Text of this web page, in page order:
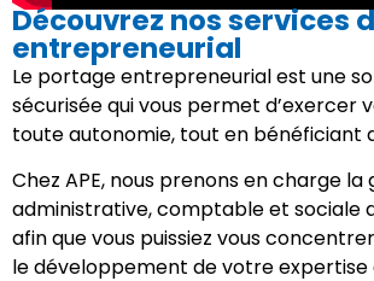
Découvrez nos services
entrepreneurial
Le portage entrepreneurial est une
sécurisée qui vous permet d’exercer
toute autonomie, tout en bénéficiant
Chez APE, nous prenons en charge la
administrative, comptable et sociale
afin que vous puissiez vous
le développement de votre expertise